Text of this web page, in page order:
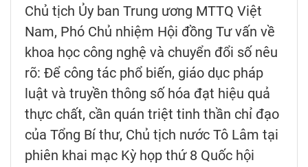
Chủ tịch Ủy ban Trung ương MTTQ Việt
Nam, Phó Chủ nhiệm Hội đồng Tư vấn về
khoa học công nghệ và chuyển đổi số nêu
rõ: Để công tác phổ biến, giáo dục pháp
luật và truyền thông số hóa đạt hiệu quả
thực chất, cần quán triệt tinh thần chỉ đạo
của Tổng Bí thư, Chủ tịch nước Tô Lâm tại
phiên khai mạc Kỳ họp thứ 8 Quốc hội